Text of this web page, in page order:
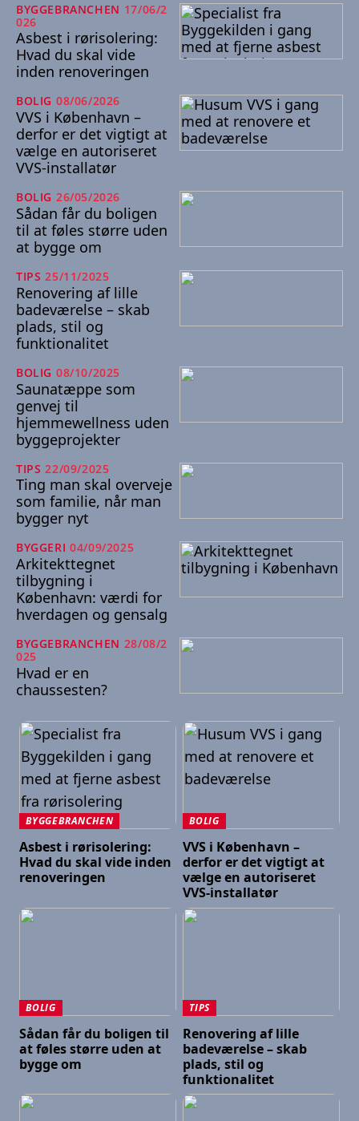
BYGGEBRANCHEN 17/06/2
026
Asbest i rørisolering:
Hvad du skal vide
inden renoveringen
BOLIG 08/06/2026
VVS i København –
derfor er det vigtigt at
vælge en autoriseret
VVS-installatør
BOLIG 26/05/2026
Sådan får du boligen
til at føles større uden
at bygge om
TIPS 25/11/2025
Renovering af lille
badeværelse – skab
plads, stil og
funktionalitet
BOLIG 08/10/2025
Saunatæppe som
genvej til
hjemmewellness uden
byggeprojekter
TIPS 22/09/2025
Ting man skal overveje
som familie, når man
bygger nyt
BYGGERI 04/09/2025
Arkitekttegnet
tilbygning i
København: værdi for
hverdagen og gensalg
BYGGEBRANCHEN 28/08/2
025
Hvad er en
chaussesten?
BYGGEBRANCHEN
Asbest i rørisolering:
Hvad du skal vide inden
renoveringen
BOLIG
VVS i København –
derfor er det vigtigt at
vælge en autoriseret
VVS-installatør
BOLIG
Sådan får du boligen til
at føles større uden at
bygge om
TIPS
Renovering af lille
badeværelse – skab
plads, stil og
funktionalitet